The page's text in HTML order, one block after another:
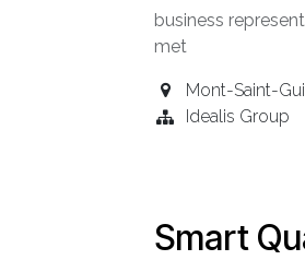
business
met
Mont-Saint-
Idealis Group
Smart